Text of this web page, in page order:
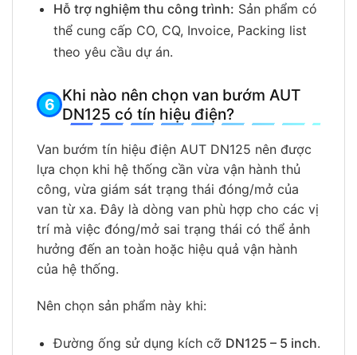
Hỗ trợ nghiệm thu công trình: Sản phẩm có
thể cung cấp CO, CQ, Invoice, Packing list
theo yêu cầu dự án.
Khi nào nên chọn van bướm AUT
DN125 có tín hiệu điện?
Van bướm tín hiệu điện AUT DN125 nên được
lựa chọn khi hệ thống cần vừa vận hành thủ
công, vừa giám sát trạng thái đóng/mở của
van từ xa. Đây là dòng van phù hợp cho các vị
trí mà việc đóng/mở sai trạng thái có thể ảnh
hưởng đến an toàn hoặc hiệu quả vận hành
của hệ thống.
Nên chọn sản phẩm này khi:
Đường ống sử dụng kích cỡ DN125 – 5 inch.